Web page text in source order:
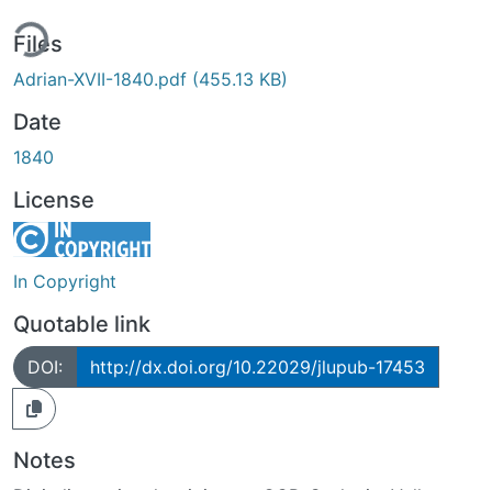
Files
Adrian-XVII-1840.pdf (455.13 KB)
Date
1840
License
In Copyright
Quotable link
DOI: http://dx.doi.org/10.22029/jlupub-17453
Notes